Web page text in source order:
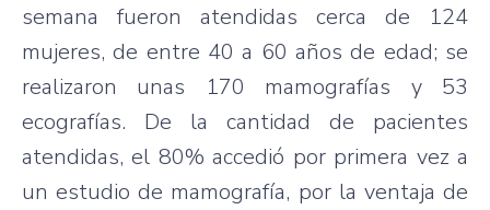
semana fueron atendidas cerca de 124
mujeres, de entre 40 a 60 años de edad; se
realizaron unas 170 mamografías y 53
ecografías. De la cantidad de pacientes
atendidas, el 80% accedió por primera vez a
un estudio de mamografía, por la ventaja de